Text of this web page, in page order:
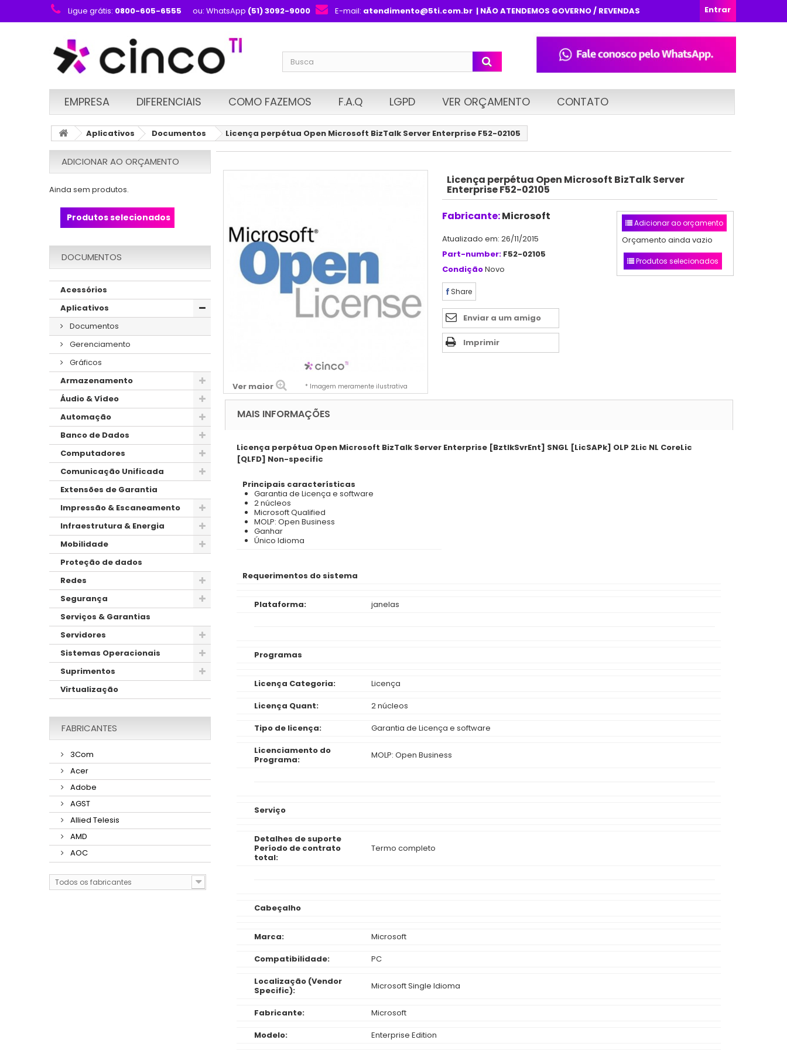
Entrar
Ligue grátis: 0800-605-6555 ou: WhatsApp (51) 3092-9000 E-mail: atendimento@5ti.com.br| NÃO ATENDEMOS GOVERNO / REVENDAS
EMPRESA DIFERENCIAIS COMO FAZEMOS F.A.Q LGPD VER ORÇAMENTO CONTATO
Aplicativos Documentos Licença perpétua Open Microsoft BizTalk Server Enterprise F52-02105
ADICIONAR AO ORÇAMENTO
Ainda sem produtos.
Produtos selecionados
DOCUMENTOS
Acessórios
Aplicativos
Documentos
Gerenciamento
Gráficos
Armazenamento
Áudio & Vídeo
Automação
Banco de Dados
Computadores
Comunicação Unificada
Extensões de Garantia
Impressão & Escaneamento
Infraestrutura & Energia
Mobilidade
Proteção de dados
Redes
Segurança
Serviços & Garantias
Servidores
Sistemas Operacionais
Suprimentos
Virtualização
FABRICANTES
3Com
Acer
Adobe
AGST
Allied Telesis
AMD
AOC
Todos os fabricantes
Ver maior * Imagem meramente ilustrativa
Licença perpétua Open Microsoft BizTalk Server
Enterprise F52-02105
Fabricante:Microsoft
Atualizado em: 26/11/2015
Part-number: F52-02105
CondiçãoNovo
Share
Enviar a um amigo
Imprimir
Adicionar ao orçamento
Orçamento ainda vazio
Produtos selecionados
MAIS INFORMAÇÕES
Licença perpétua Open Microsoft BizTalk Server Enterprise [BztlkSvrEnt] SNGL [LicSAPk] OLP 2Lic NL CoreLic
[QLFD] Non-specific
Principais características
Garantia de Licença e software
2 núcleos
Microsoft Qualified
MOLP: Open Business
Ganhar
Único Idioma
Requerimentos do sistema
Plataforma: janelas
Programas
Licença Categoria:
Licença
Licença Quant:
2 núcleos
Tipo de licença:
Garantia de Licença e software
Licenciamento do
Programa:
MOLP: Open Business
Serviço
Detalhes de suporte
Período de contrato
total:
Termo completo
Cabeçalho
Marca:
Microsoft
Compatibilidade:
PC
Localização (Vendor
Specific):
Microsoft Single Idioma
Fabricante:
Microsoft
Modelo:
Enterprise Edition